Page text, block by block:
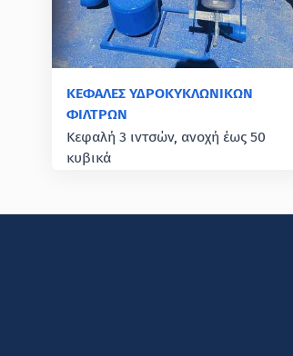
ΚΕΦΑΛΕΣ ΥΔΡΟΚΥΚΛΩΝΙΚΩΝ
ΦΙΛΤΡΩΝ
Κεφαλή 3 ιντσών, ανοχή έως 50
κυβικά